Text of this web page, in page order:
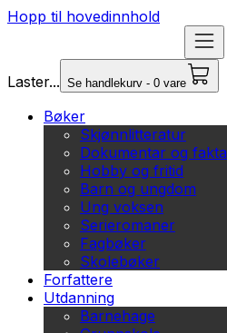
Hopp til hovedinnhold
Laster... Se handlekurv - 0 vare
Bøker
Skjønnlitteratur
Dokumentar og fakta
Hobby og fritid
Barn og ungdom
Ung voksen
Serieromaner
Fagbøker
Skolebøker
Forfattere
Utdanning
Barnehage